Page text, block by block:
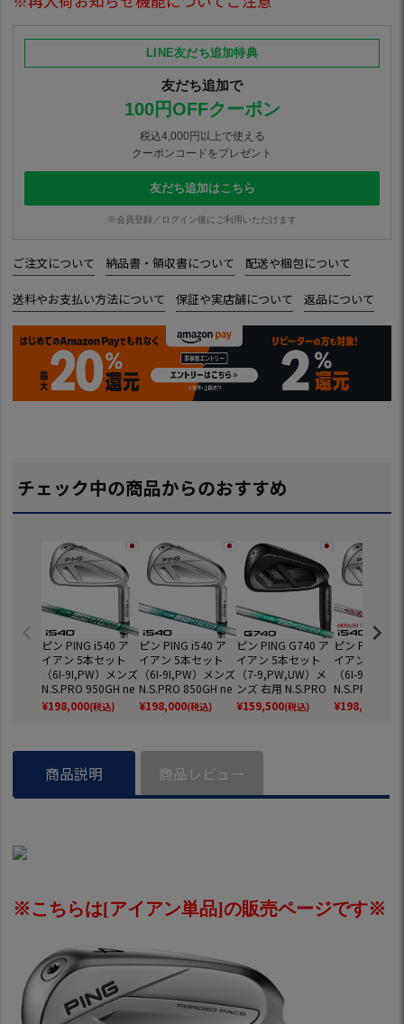
LINE友だち追加特典
友だち追加で
100円OFFクーポン
税込4,000円以上で使える
クーポンコードをプレゼント
友だち追加はこちら
※会員登録／ログイン後にご利用いただけます
ご注文について 納品書・領収書について 配送や梱包について
送料やお支払い方法について 保証や実店舗について 返品について
チェック中の商品からのおすすめ
ピン PING i540 ア
イアン 5本セット
（6I-9I,PW）メンズ
N.S.PRO 950GH ne
o スチール 2026年
モデル 日本正規品
¥198,000(税込)
ピン PING i540 ア
イアン 5本セット
（6I-9I,PW）メンズ
N.S.PRO 850GH ne
o スチール 2026年
モデル 日本正規品
¥198,000(税込)
ピン PING G740 ア
イアン 5本セット
（7-9,PW,UW）メ
ンズ 右用 N.S.PRO
750GH neo スチー
ル 2026年モデル 日
¥159,500(税込)
ピン PING
イアン 5本セ
（6I-9I,PW）
N.S.PRO
OUR 115 ス
2026年モデ
¥198,000
商品説明 商品レビュー
※こちらは[アイアン単品]の販売ページです※